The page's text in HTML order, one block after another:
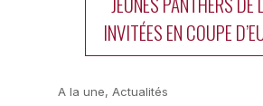
INVITÉES EN COUPE
A la une, Actualités